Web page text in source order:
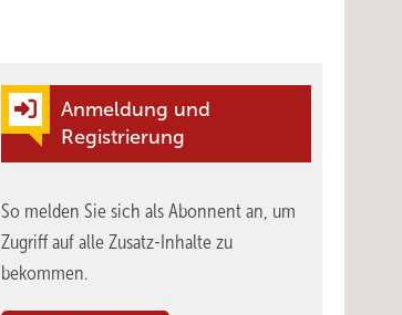
Anmeldung und
Registrierung
So melden Sie sich als Abonnent an, um
Zugriff auf alle Zusatz-Inhalte zu
bekommen.